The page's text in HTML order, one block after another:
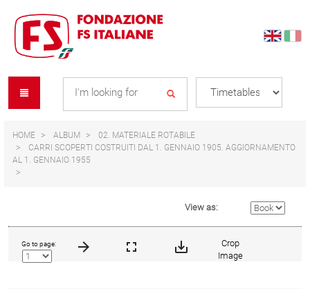
content
navigation
menu
HOME ALBUM
02. MATERIALE ROTABILE
CARRI SCOPERTI COSTRUITI DAL 1. GENNAIO 1905. AGGIORNAMENTO
AL 1. GENNAIO 1955
View as:
Go to page:
Crop
Image